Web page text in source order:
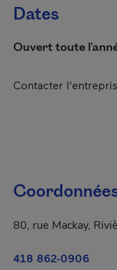
Dates
Ouvert toute
Contacter
80, rue Mackay,
418 862-0906